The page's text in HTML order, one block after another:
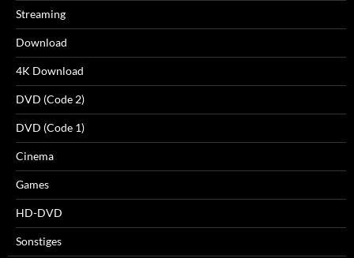
Streaming
Download
4K Download
DVD (Code 2)
DVD (Code 1)
Cinema
Games
HD-DVD
Sonstiges